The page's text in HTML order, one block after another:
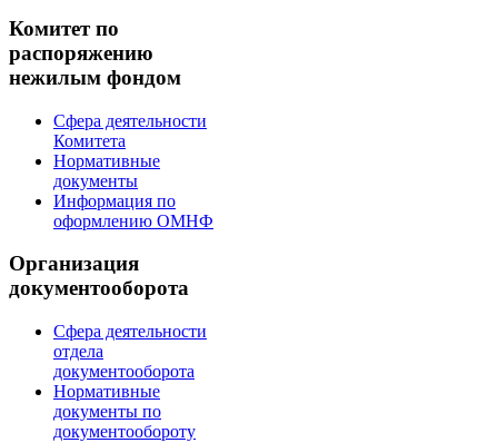
Комитет по
распоряжению
нежилым фондом
Сфера деятельности
Комитета
Нормативные
документы
Информация по
оформлению ОМНФ
Организация
документооборота
Сфера деятельности
отдела
документооборота
Нормативные
документы по
документообороту